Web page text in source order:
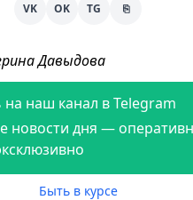
VK OK TG ⎘
Давыдова
наш канал в Telegram
новости дня —
Быть в курсе